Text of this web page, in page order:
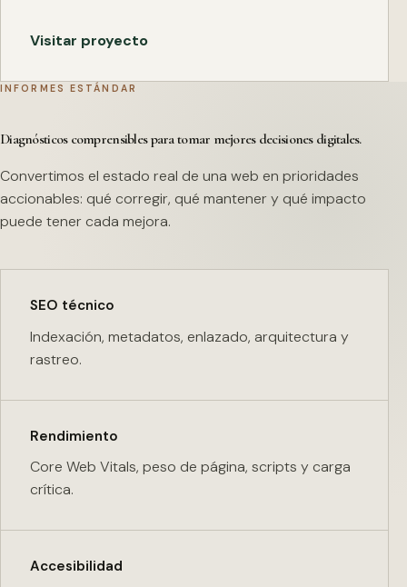
Visitar proyecto
INFORMES ESTÁNDAR
Diagnósticos comprensibles para tomar mejores decisiones digitales.
Convertimos el estado real de una web en prioridades
accionables: qué corregir, qué mantener y qué impacto
puede tener cada mejora.
SEO técnico
Indexación, metadatos, enlazado, arquitectura y
rastreo.
Rendimiento
Core Web Vitals, peso de página, scripts y carga
crítica.
Accesibilidad